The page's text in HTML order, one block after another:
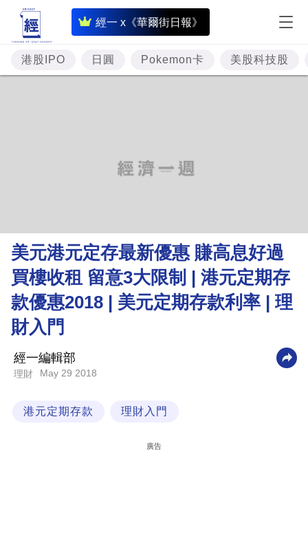
經一 x《華爾街日報》
即
時
財
經
理
財
商
業
職
生
港股IPO 日圓 Pokemon卡 美股科技股
美元港元定存最新優惠 賺高息好過
買樓收租 留意3大限制 | 港元定期存
款優惠2018 | 美元定期存款利率 | 理
財入門
經一編輯部
理財 May 29 2018
港元定期存款 理財入門
廣告